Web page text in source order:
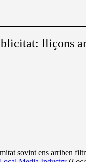
lliçons
sovint ens arriben